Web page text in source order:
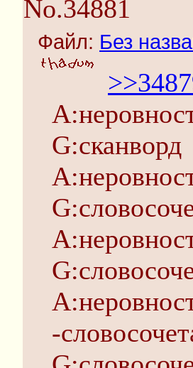
No.34881
Файл: Без
G:сканворд
-